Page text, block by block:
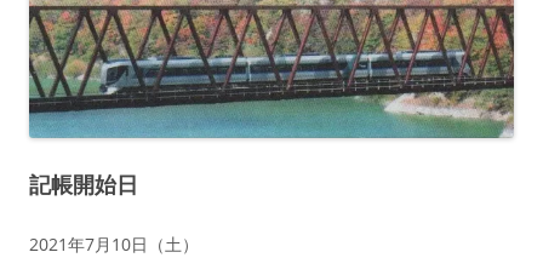
記帳開始日
2021年7月10日（土）